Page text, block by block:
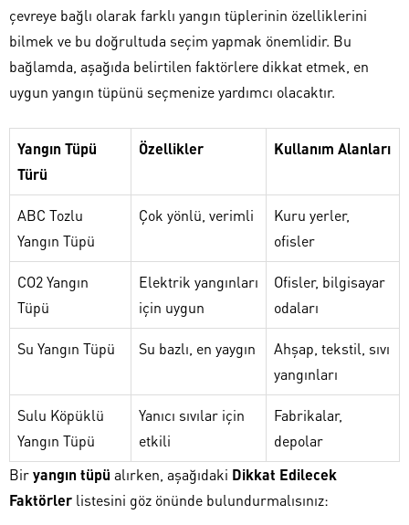
çevreye bağlı olarak farklı yangın tüplerinin özelliklerini
bilmek ve bu doğrultuda seçim yapmak önemlidir. Bu
bağlamda, aşağıda belirtilen faktörlere dikkat etmek, en
uygun yangın tüpünü seçmenize yardımcı olacaktır.
Yangın Tüpü
Türü
Özellikler Kullanım Alanları
ABC Tozlu
Yangın Tüpü
Çok yönlü, verimli
Kuru yerler,
ofisler
CO2 Yangın
Tüpü
Elektrik yangınları
için uygun
Ofisler, bilgisayar
odaları
Su Yangın Tüpü Su bazlı, en yaygın
Ahşap, tekstil, sıvı
yangınları
Sulu Köpüklü
Yangın Tüpü
Yanıcı sıvılar için
etkili
Fabrikalar,
depolar
Biryangın tüpü alırken, aşağıdaki Dikkat Edilecek
Faktörler listesini göz önünde bulundurmalısınız: